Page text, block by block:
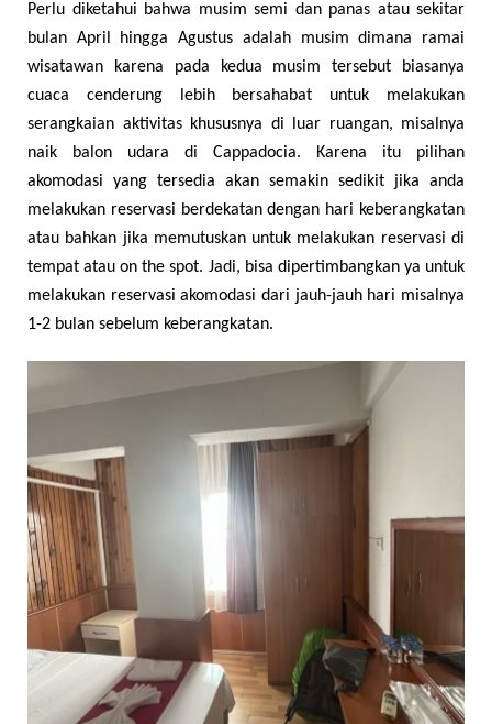
Perlu diketahui bahwa musim semi dan panas atau sekitar
bulan April hingga Agustus adalah musim dimana ramai
wisatawan karena pada kedua musim tersebut biasanya
cuaca cenderung lebih bersahabat untuk melakukan
serangkaian aktivitas khususnya di luar ruangan, misalnya
naik balon udara di Cappadocia. Karena itu pilihan
akomodasi yang tersedia akan semakin sedikit jika anda
melakukan reservasi berdekatan dengan hari keberangkatan
atau bahkan jika memutuskan untuk melakukan reservasi di
tempat atau on the spot. Jadi, bisa dipertimbangkan ya untuk
melakukan reservasi akomodasi dari jauh-jauh hari misalnya
1-2 bulan sebelum keberangkatan.